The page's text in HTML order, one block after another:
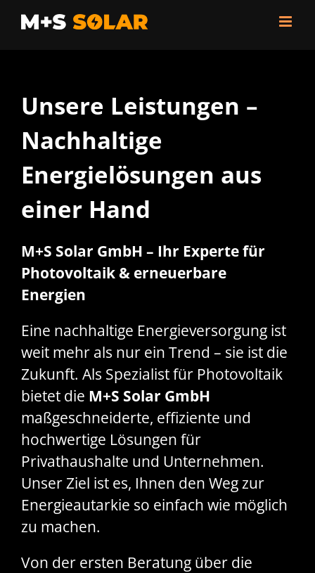
Zum
Inhalt
Unsere Leistungen –
Nachhaltige
Energielösungen aus
einer Hand
M+S Solar GmbH – Ihr Experte für
Photovoltaik & erneuerbare
Energien
Eine nachhaltige Energieversorgung ist
weit mehr als nur ein Trend – sie ist die
Zukunft. Als Spezialist für Photovoltaik
bietet die M+S Solar GmbH
maßgeschneiderte, effiziente und
hochwertige Lösungen für
Privathaushalte und Unternehmen.
Unser Ziel ist es, Ihnen den Weg zur
Energieautarkie so einfach wie möglich
zu machen.
Von der ersten Beratung über die